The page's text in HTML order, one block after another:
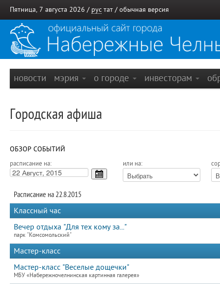
Пятница, 7 августа 2026 / рус тат / обычная версия
новости мэрия о городе инвесторам
Городская афиша
ОБЗОР СОБЫТИЙ
расписание на: или на:
Расписание на 22.8.2015
Классный час
Вечер отдыха "Для тех кому за..."
парк "Комсомольский"
Мастер-класс
Мастер-класс "Веселые дощечки"
МБУ «Набережночелнинская картинная галерея»